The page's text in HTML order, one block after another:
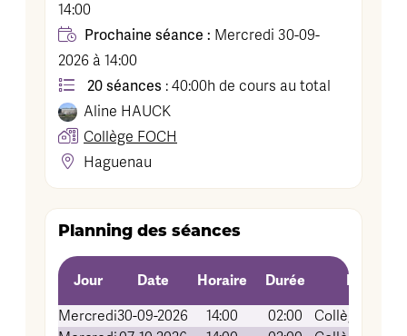
14:00
Prochaine séance : Mercredi 30-09-
2026 à 14:00
20 séances : 40:00h de cours au total
Aline HAUCK
Collège FOCH
Haguenau
Planning des séances
Jour Date Horaire Durée
Lieu
Mercredi30-09-2026 14:00 02:00
Collège